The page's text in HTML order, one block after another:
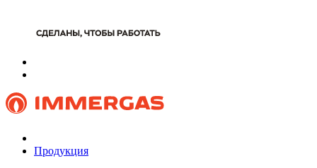
Продукция